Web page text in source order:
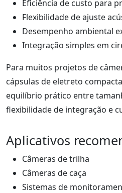
Eficiência de custo para
Flexibilidade de ajuste
Desempenho ambiental
Integração simples em
Para muitos projetos de
cápsulas de eletreto
equilíbrio prático entre
flexibilidade de integração e
Aplicativos
Câmeras de trilha
Câmeras de caça
Sistemas de